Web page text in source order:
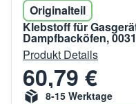
Originalteil
Klebstoff für
Dampfbacköfen,
Produkt Details
60,79 €
8-15 Werktage